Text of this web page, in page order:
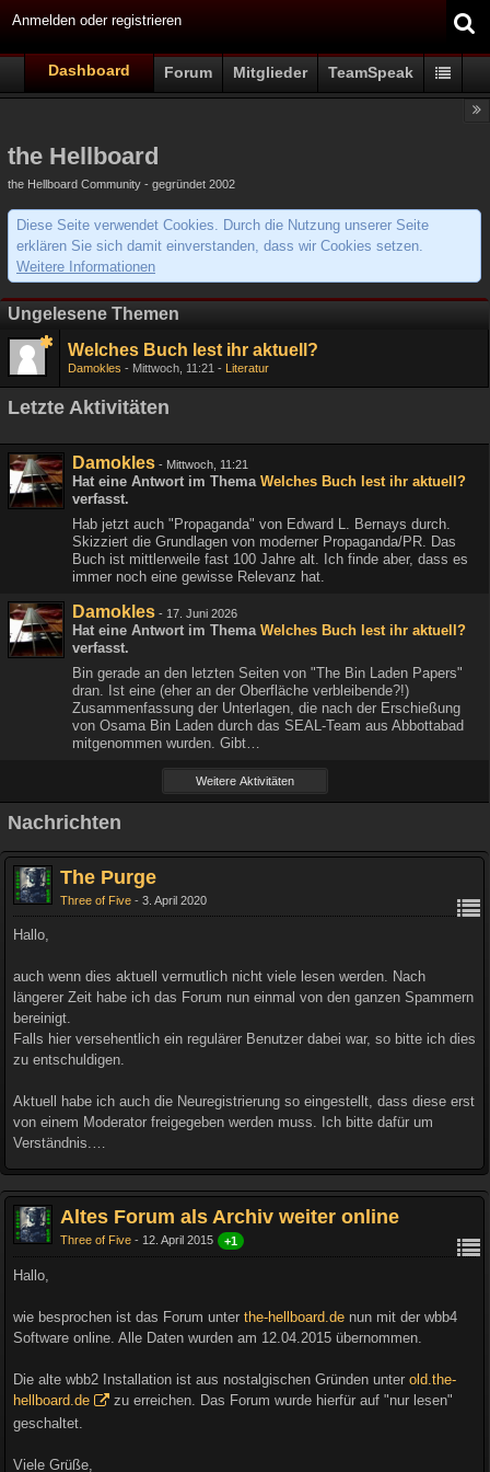
Anmelden oder registrieren
Dashboard Forum Mitglieder TeamSpeak
the Hellboard
the Hellboard Community - gegründet 2002
Diese Seite verwendet Cookies. Durch die Nutzung unserer Seite
erklären Sie sich damit einverstanden, dass wir Cookies setzen.
Weitere Informationen
Ungelesene Themen
Welches Buch lest ihr aktuell?
Damokles Mittwoch, 11:21 Literatur
Letzte Aktivitäten
Damokles - Mittwoch, 11:21
Hat eine Antwort im Thema Welches Buch lest ihr aktuell?
verfasst.
Hab jetzt auch "Propaganda" von Edward L. Bernays durch.
Skizziert die Grundlagen von moderner Propaganda/PR. Das
Buch ist mittlerweile fast 100 Jahre alt. Ich finde aber, dass es
immer noch eine gewisse Relevanz hat.
Damokles - 17. Juni 2026
Hat eine Antwort im Thema Welches Buch lest ihr aktuell?
verfasst.
Bin gerade an den letzten Seiten von "The Bin Laden Papers"
dran. Ist eine (eher an der Oberfläche verbleibende?!)
Zusammenfassung der Unterlagen, die nach der Erschießung
von Osama Bin Laden durch das SEAL-Team aus Abbottabad
mitgenommen wurden. Gibt…
Weitere Aktivitäten
Nachrichten
The Purge
Three of Five 3. April 2020
Hallo,
auch wenn dies aktuell vermutlich nicht viele lesen werden. Nach
längerer Zeit habe ich das Forum nun einmal von den ganzen Spammern
bereinigt.
Falls hier versehentlich ein regulärer Benutzer dabei war, so bitte ich dies
zu entschuldigen.
Aktuell habe ich auch die Neuregistrierung so eingestellt, dass diese erst
von einem Moderator freigegeben werden muss. Ich bitte dafür um
Verständnis.…
Altes Forum als Archiv weiter online
Three of Five 12. April 2015 +1
Hallo,
wie besprochen ist das Forum unter the-hellboard.de nun mit der wbb4
Software online. Alle Daten wurden am 12.04.2015 übernommen.
Die alte wbb2 Installation ist aus nostalgischen Gründen unter old.the-
hellboard.de
zu erreichen. Das Forum wurde hierfür auf "nur lesen"
geschaltet.
Viele Grüße,